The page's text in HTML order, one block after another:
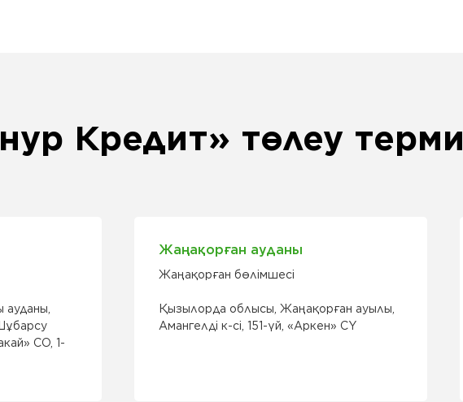
Кредит» төлеу
ауданы,
СО, 1-
Жаңақорған ауданы
Жаңақорған бөлімшесі
Қызылорда облысы, Жаңақорған ауылы,
Амангелді к-сі, 151-үй, «Аркен» СҮ